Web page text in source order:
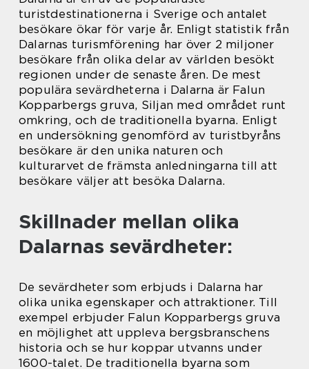
turistdestinationerna i Sverige och antalet
besökare ökar för varje år. Enligt statistik från
Dalarnas turismförening har över 2 miljoner
besökare från olika delar av världen besökt
regionen under de senaste åren. De mest
populära sevärdheterna i Dalarna är Falun
Kopparbergs gruva, Siljan med området runt
omkring, och de traditionella byarna. Enligt
en undersökning genomförd av turistbyråns
besökare är den unika naturen och
kulturarvet de främsta anledningarna till att
besökare väljer att besöka Dalarna.
Skillnader mellan olika
Dalarnas sevärdheter:
De sevärdheter som erbjuds i Dalarna har
olika unika egenskaper och attraktioner. Till
exempel erbjuder Falun Kopparbergs gruva
en möjlighet att uppleva bergsbranschens
historia och se hur koppar utvanns under
1600-talet. De traditionella byarna som